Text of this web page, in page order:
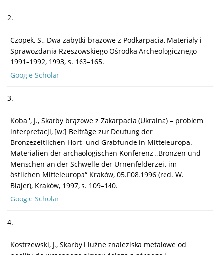
2.
Czopek, S., Dwa zabytki brązowe z Podkarpacia, Materiały i
Sprawozdania Rzeszowskiego Ośrodka Archeologicznego
1991–1992, 1993, s. 163–165.
Google Scholar
3.
Kobal', J., Skarby brązowe z Zakarpacia (Ukraina) – problem
interpretacji, [w:] Beiträge zur Deutung der
Bronzezeitlichen Hort- und Grabfunde in Mitteleuropa.
Materialien der archäologischen Konferenz „Bronzen und
Menschen an der Schwelle der Urnenfelderzeit im
östlichen Mitteleuropa“ Kraków, 05.08.1996 (red. W.
Blajer), Kraków, 1997, s. 109–140.
Google Scholar
4.
Kostrzewski, J., Skarby i luźne znaleziska metalowe od